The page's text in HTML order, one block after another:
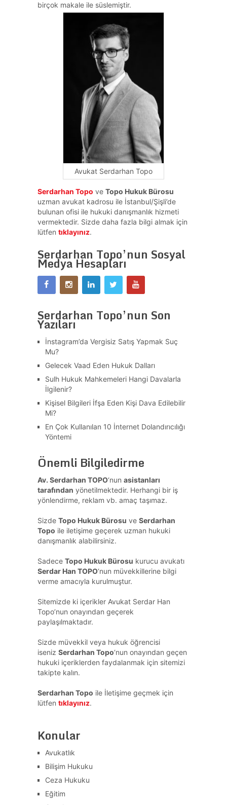
birçok makale ile süslemiştir.
Avukat Serdarhan Topo
Serdarhan Topo ve Topo Hukuk Bürosu
uzman avukat kadrosu ile İstanbul/Şişli’de
bulunan ofisi ile hukuki danışmanlık hizmeti
vermektedir. Sizde daha fazla bilgi almak için
lütfen tıklayınız.
Serdarhan Topo’nun Sosyal
Medya Hesapları
Serdarhan Topo’nun Son
Yazıları
İnstagram’da Vergisiz Satış Yapmak Suç
Mu?
Gelecek Vaad Eden Hukuk Dalları
Sulh Hukuk Mahkemeleri Hangi Davalarla
İlgilenir?
Kişisel Bilgileri İfşa Eden Kişi Dava Edilebilir
Mi?
En Çok Kullanılan 10 İnternet Dolandırıcılığı
Yöntemi
Önemli Bilgiledirme
Av. Serdarhan TOPO‘nun asistanları
tarafından yönetilmektedir. Herhangi bir iş
yönlendirme, reklam vb. amaç taşımaz.
Sizde Topo Hukuk Bürosu ve Serdarhan
Topo ile iletişime geçerek uzman hukuki
danışmanlık alabilirsiniz.
Sadece Topo Hukuk Bürosu kurucu avukatı
Serdar Han TOPO‘nun müvekkillerine bilgi
verme amacıyla kurulmuştur.
Sitemizde ki içerikler Avukat Serdar Han
Topo’nun onayından geçerek
paylaşılmaktadır.
Sizde müvekkil veya hukuk öğrencisi
iseniz Serdarhan Topo‘nun onayından geçen
hukuki içeriklerden faydalanmak için sitemizi
takipte kalın.
Serdarhan Topo ile İletişime geçmek için
lütfen tıklayınız.
Konular
Avukatlık
Bilişim Hukuku
Ceza Hukuku
Eğitim